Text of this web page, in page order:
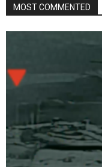
MOST COMMENTED